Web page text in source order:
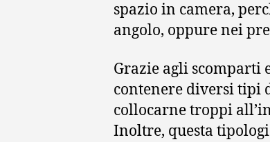
spazio in camera,
angolo, oppure nei
Grazie agli scomparti
contenere diversi tipi
collocarne troppi
Inoltre, questa